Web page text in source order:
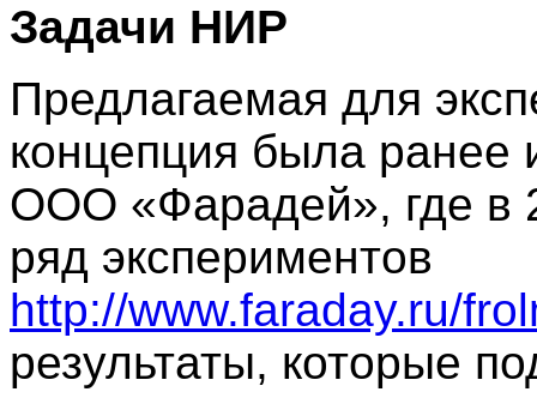
Задачи НИР
Предлагаемая для
концепция была ранее
ООО «Фарадей», где в
ряд экспериментов
http://www.faraday.ru/
результаты, которые